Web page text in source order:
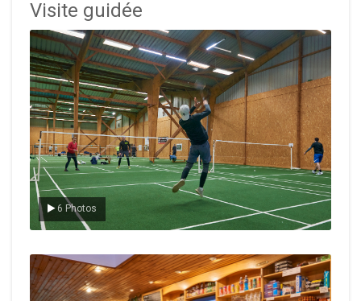
Visite guidée
6 Photos
Le badminton
Le Club